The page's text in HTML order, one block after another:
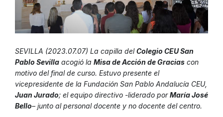
SEVILLA (2023.07.07) La capilla delColegio CEU San
Pablo Sevilla acogió la Misa de Acción de Gracias con
motivo del final de curso. Estuvo presente el
vicepresidente de la Fundación San Pablo Andalucía CEU,
Juan Jurado; el equipo directivo -liderado porMaría José
Bello– junto al personal docente y no docente del centro.